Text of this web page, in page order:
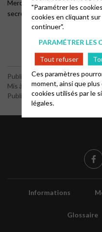
Merci de bien vouloir vous
Publié le 13 juillet 2024
Mis à jour le 19 juillet 2024
Publié par le webmaster
Informations
Glossaire
"Paramétrer les
cookies en cliquant
continuer".
PARAMÉTRER LES
Tout refuser
Ces paramètres
moment, ainsi que
cookies utilisés par le
légales.